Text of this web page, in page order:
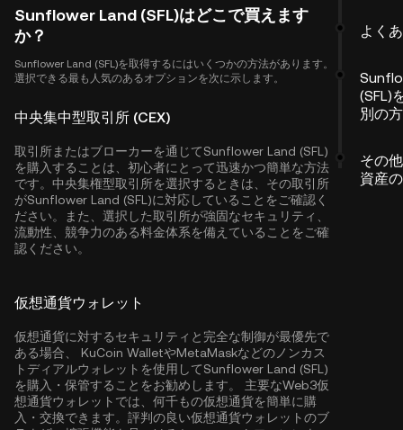
Sunflower Land (SFL)はどこで買えます
か？
Sunflower Land (SFL)を取得するにはいくつかの方法があります。
選択できる最も人気のあるオプションを次に示します。
中央集中型取引所 (CEX)
取引所またはブローカーを通じてSunflower Land (SFL)
を購入することは、初心者にとって迅速かつ簡単な方法
です。中央集権型取引所を選択するときは、その取引所
がSunflower Land (SFL)に対応していることをご確認く
ださい。また、選択した取引所が強固なセキュリティ、
流動性、競争力のある料金体系を備えていることをご確
認ください。
仮想通貨ウォレット
仮想通貨に対するセキュリティと完全な制御が最優先で
ある場合、 KuCoin WalletやMetaMaskなどのノンカス
トディアルウォレットを使用してSunflower Land (SFL)
を購入・保管することをお勧めします。 主要なWeb3仮
想通貨ウォレットでは、何千もの仮想通貨を簡単に購
入・交換できます。評判の良い仮想通貨ウォレットのブ
よく
(SFL)
別の
その
資産